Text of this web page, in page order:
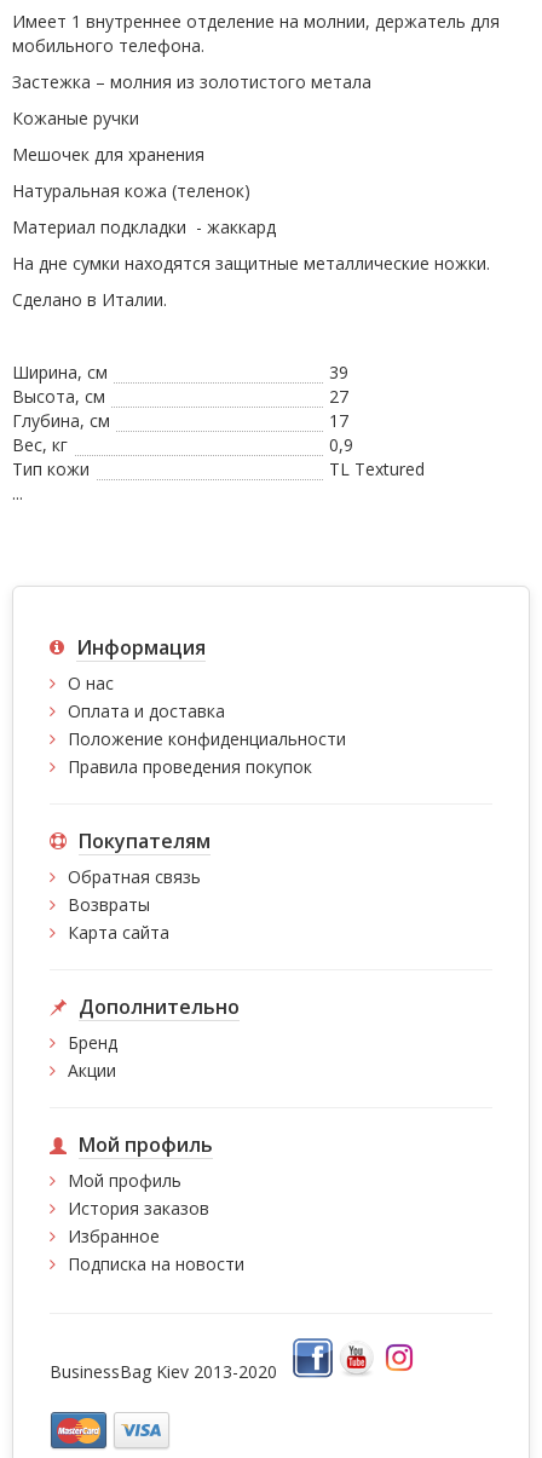
Имеет 1 внутреннее отделение на молнии, держатель для
мобильного телефона.
Застежка – молния из золотистого метала
Кожаные ручки
Мешочек для хранения
Натуральная кожа (теленок)
Материал подкладки - жаккард
На дне сумки находятся защитные металлические ножки.
Сделано в Италии.
Ширина, см
39
Высота, см
27
Глубина, см
17
Вес, кг
0,9
Тип кожи
TL Textured
...
Информация
О нас
Оплата и доставка
Положение конфиденциальности
Правила проведения покупок
Покупателям
Обратная связь
Возвраты
Карта сайта
Дополнительно
Бренд
Акции
Мой профиль
Мой профиль
История заказов
Избранное
Подписка на новости
BusinessBag Kiev 2013-2020